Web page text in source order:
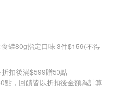
罐80g指定口味 3件$159(不得
扣後滿$599贈50點
點，回饋皆以折扣後金額為計算